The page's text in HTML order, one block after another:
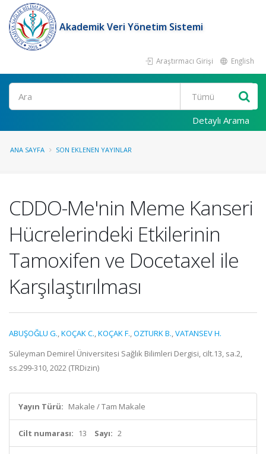
Akademik Veri Yönetim Sistemi
Araştırmacı Girişi English
Ara
Detaylı Arama
ANA SAYFA SON EKLENEN YAYINLAR
CDDO-Me'nin Meme Kanseri
Hücrelerindeki Etkilerinin
Tamoxifen ve Docetaxel ile
Karşılaştırılması
ABUŞOĞLU G.,KOÇAK C.,KOÇAK F.,OZTURK B.,VATANSEV H.
Süleyman Demirel Üniversitesi Sağlık Bilimleri Dergisi, cilt.13, sa.2,
ss.299-310, 2022 (TRDizin)
Yayın Türü: Makale / Tam Makale
Cilt numarası: 13 Sayı: 2